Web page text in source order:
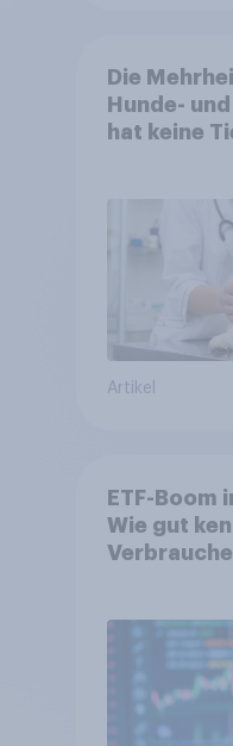
Die
Hunde-
hat keine
Artikel
ETF-Boom
Wie gut